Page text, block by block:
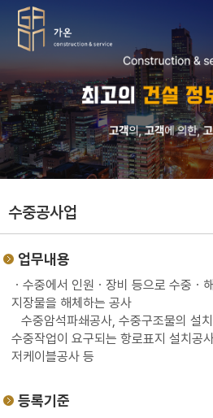
수중공사업
업무내용
ㆍ수중에서 인원ㆍ장비 등으로 수중ㆍ
지장물을 해체하는 공사
수중암석파쇄공사, 수중구조물의 설
수중작업이 요구되는 항로표지 설치공
저케이블공사 등
등록기준